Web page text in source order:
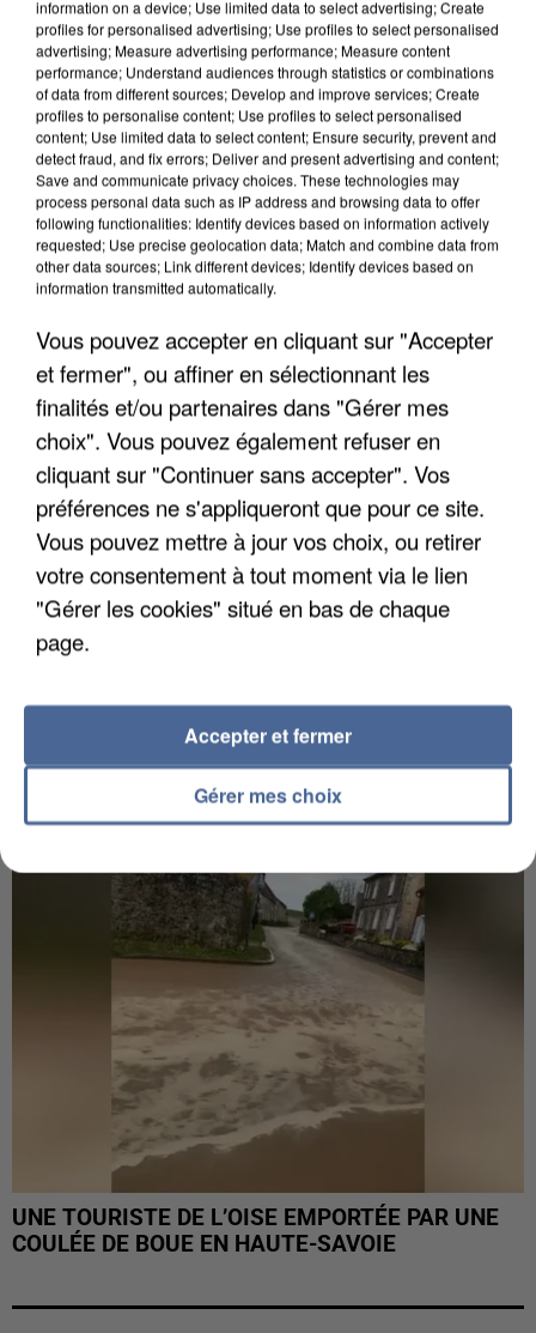
L’UN DES FONDATEURS SUPPOSÉS DE LA DZ
UN SECOND CADRE DE LA DZ MAFIA
INTERPELLÉ EN ALGÉRIE
UNE TOURISTE DE L’OISE EMPORTÉE PAR UNE
COULÉE DE BOUE EN HAUTE-SAVOIE
information on a device; Use limited data to select advertising; Create
profiles for personalised advertising; Use profiles to select personalised
advertising; Measure advertising performance; Measure content
performance; Understand audiences through statistics or combinations
of data from different sources; Develop and improve services; Create
profiles to personalise content; Use profiles to select personalised
content; Use limited data to select content; Ensure security, prevent and
detect fraud, and fix errors; Deliver and present advertising and content;
Save and communicate privacy choices. These technologies may
process personal data such as IP address and browsing data to offer
following functionalities: Identify devices based on information actively
requested; Use precise geolocation data; Match and combine data from
other data sources; Link different devices; Identify devices based on
information transmitted automatically.
Vous pouvez accepter en cliquant sur "Accepter
et fermer", ou affiner en sélectionnant les
finalités et/ou partenaires dans "Gérer mes
choix". Vous pouvez également refuser en
cliquant sur "Continuer sans accepter". Vos
préférences ne s'appliqueront que pour ce site.
Vous pouvez mettre à jour vos choix, ou retirer
votre consentement à tout moment via le lien
"Gérer les cookies" situé en bas de chaque
page.
Gérer mes choix
Accepter et fermer